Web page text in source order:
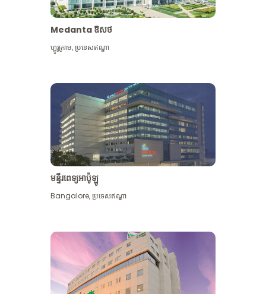
មើល​ច្រើន​ទៀត
Medanta ឱសថ
ហ្គូរូក្រាម,ប្រទេសឥណ្ឌា
មន្ទីរពេទ្យអាប៉ូឡូ
Bangalore,ប្រទេសឥណ្ឌា